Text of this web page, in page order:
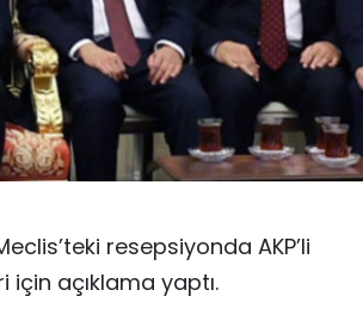
resepsiyonda AKP’li
için açıklama yaptı.